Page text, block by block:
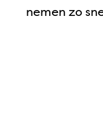
nemen zo